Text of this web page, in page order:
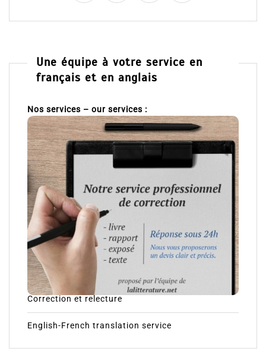
Une équipe à votre service en
français et en anglais
Nos services – our services :
Correction et relecture
English-French translation service